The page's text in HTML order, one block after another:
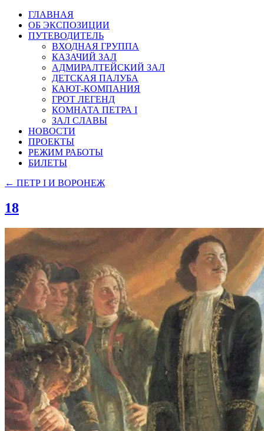
ГЛАВНАЯ
ОБ ЭКСПОЗИЦИИ
ПУТЕВОДИТЕЛЬ
ВХОДНАЯ ГРУППА
КАЗАЧИЙ ЗАЛ
АДМИРАЛТЕЙСКИЙ ЗАЛ
ДЕТСКАЯ ПАЛУБА
КАЮТ-КОМПАНИЯ
ГРОТ ЛЕГЕНД
КОМНАТА ПЕТРА I
ЗАЛ СЛАВЫ
НОВОСТИ
ПРОЕКТЫ
РЕЖИМ РАБОТЫ
БИЛЕТЫ
← ПЕТР I И ВОРОНЕЖ
18